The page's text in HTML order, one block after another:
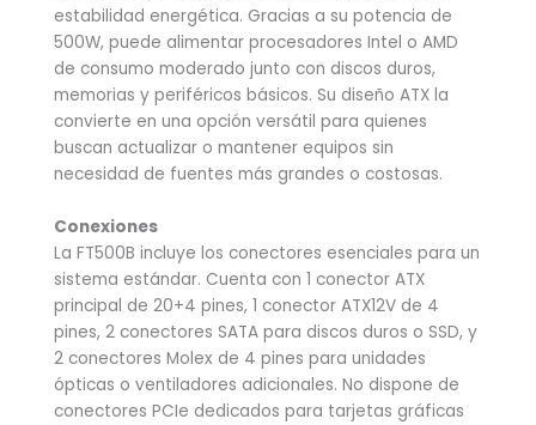
estabilidad energética. Gracias a su potencia de
500W, puede alimentar procesadores Intel o AMD
de consumo moderado junto con discos duros,
memorias y periféricos básicos. Su diseño ATX la
convierte en una opción versátil para quienes
buscan actualizar o mantener equipos sin
necesidad de fuentes más grandes o costosas.
Conexiones
La FT500B incluye los conectores esenciales para un
sistema estándar. Cuenta con 1 conector ATX
principal de 20+4 pines, 1 conector ATX12V de 4
pines, 2 conectores SATA para discos duros o SSD, y
2 conectores Molex de 4 pines para unidades
ópticas o ventiladores adicionales. No dispone de
conectores PCIe dedicados para tarjetas gráficas